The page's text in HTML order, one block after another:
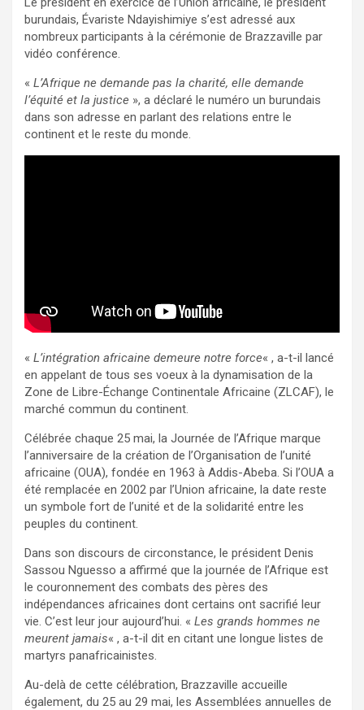
burundais, Évariste Ndayishimiye s’est adressé aux
nombreux participants à la cérémonie de Brazzaville par
vidéo conférence.
« L’Afrique ne demande pas la charité, elle demande
l’équité et la justice », a déclaré le numéro un burundais
dans son adresse en parlant des relations entre le
continent et le reste du monde.
« L’intégration africaine demeure notre force« , a-t-il lancé
en appelant de tous ses voeux à la dynamisation de la
Zone de Libre-Échange Continentale Africaine (ZLCAF), le
marché commun du continent.
Célébrée chaque 25 mai, la Journée de l’Afrique marque
l’anniversaire de la création de l’Organisation de l’unité
africaine (OUA), fondée en 1963 à Addis-Abeba. Si l’OUA a
été remplacée en 2002 par l’Union africaine, la date reste
un symbole fort de l’unité et de la solidarité entre les
peuples du continent.
Dans son discours de circonstance, le président Denis
Sassou Nguesso a affirmé que la journée de l’Afrique est
le couronnement des combats des pères des
indépendances africaines dont certains ont sacrifié leur
vie. C’est leur jour aujourd’hui. « Les grands hommes ne
meurent jamais« , a-t-il dit en citant une longue listes de
martyrs panafricainistes.
Au-delà de cette célébration, Brazzaville accueille
également, du 25 au 29 mai, les Assemblées annuelles de